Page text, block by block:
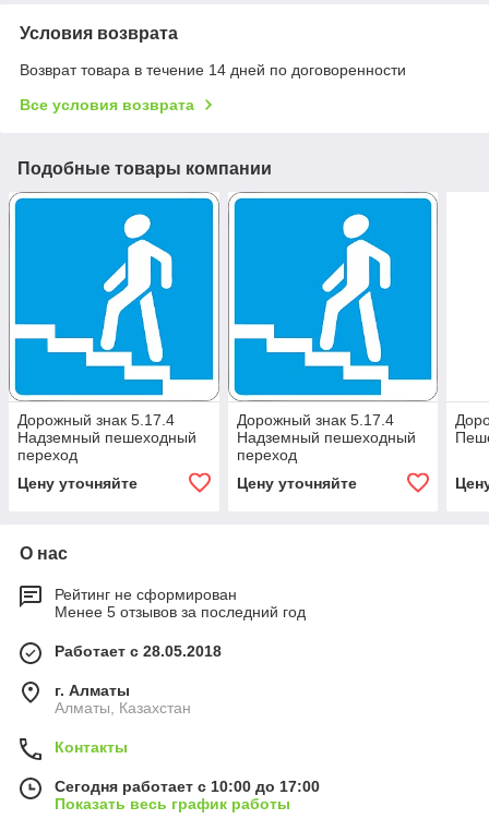
Условия возврата
Возврат товара в течение 14 дней по договоренности
Все условия возврата
Подобные товары компании
Дорожный знак 5.17.4
Надземный пешеходный
переход
Цену уточняйте
Дорожный знак 5.17.4
Надземный пешеходный
переход
Цену уточняйте
О нас
Рейтинг не сформирован
Менее 5 отзывов за последний год
Работает с 28.05.2018
г. Алматы
Алматы, Казахстан
Контакты
Сегодня работает с 10:00 до 17:00
Показать весь график работы